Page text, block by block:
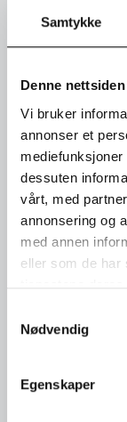
Samtykke
Denne
Vi bruker
annonser et
dessuten
vårt, med
annonsering og
med annen
eller som de har
tjenestene deres.
Nødvendig
Egenskaper
(1,22Ct.). Pris kr
KONTAKT